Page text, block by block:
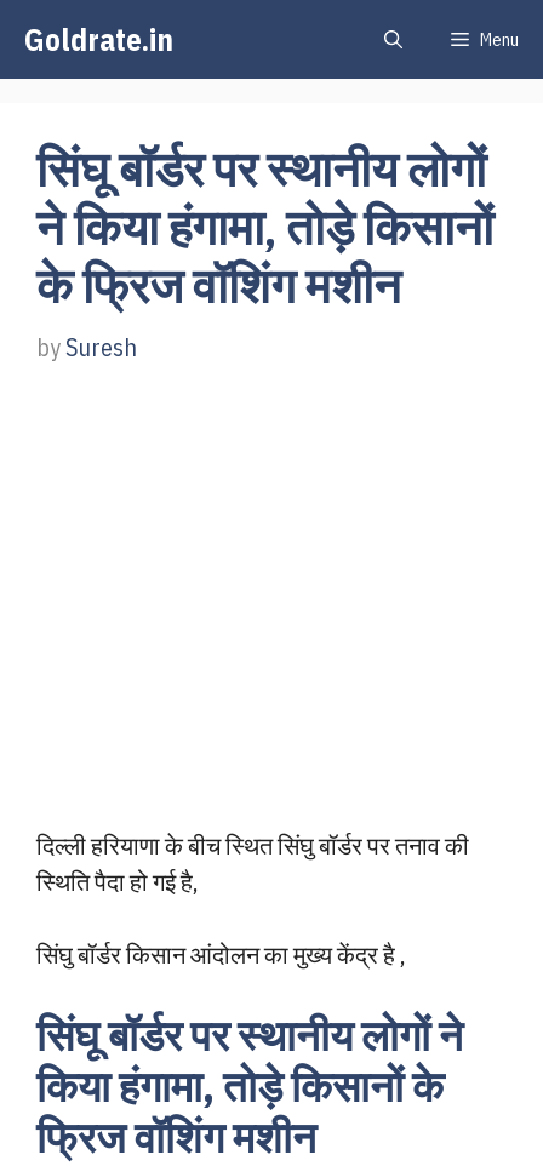
content
Goldrate.in Menu
सिंघू बॉर्डर पर स्थानीय लोगों
ने किया हंगामा, तोड़े किसानों
के फ्रिज वॉशिंग मशीन
bySuresh
दिल्ली हरियाणा के बीच स्थित सिंघु बॉर्डर पर तनाव की
स्थिति पैदा हो गई है,
सिंघु बॉर्डर किसान आंदोलन का मुख्य केंद्र है ,
सिंघू बॉर्डर पर स्थानीय लोगों ने
किया हंगामा, तोड़े किसानों के
फ्रिज वॉशिंग मशीन